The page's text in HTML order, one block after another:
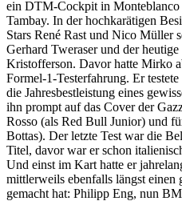
ein DTM-Cockpit in Monteblanco
Tambay. In der hochkarätigen
Stars René Rast und Nico Müller
Gerhard Tweraser und der
Kristofferson. Davor hatte Mirko
Formel-1-Testerfahrung. Er
die Jahresbestleistung eines
ihn prompt auf das Cover der
Rosso (als Red Bull Junior) und
Bottas). Der letzte Test war die
Titel, davor war er schon
Und einst im Kart hatte er
mittlerweils ebenfalls längst
gemacht hat: Philipp Eng, nun